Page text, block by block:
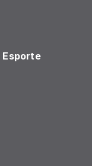
Esporte